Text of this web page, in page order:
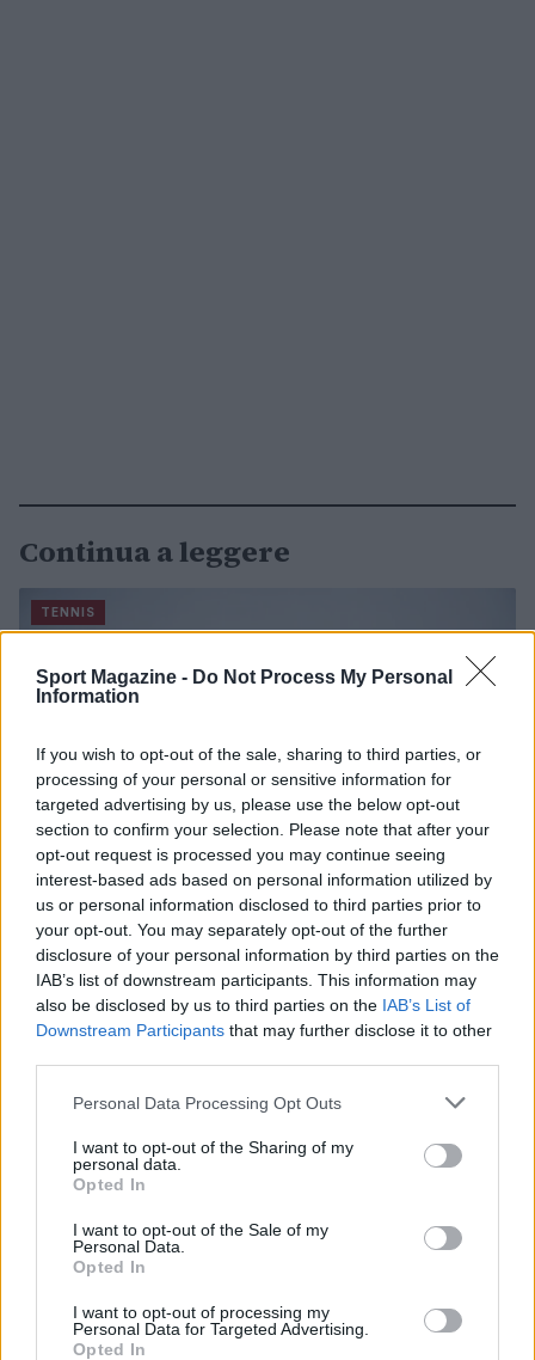
Sport Magazine - Do Not Process My Personal
Information
If you wish to opt-out of the sale, sharing to third parties, or
processing of your personal or sensitive information for
targeted advertising by us, please use the below opt-out
section to confirm your selection. Please note that after your
opt-out request is processed you may continue seeing
interest-based ads based on personal information utilized by
us or personal information disclosed to third parties prior to
your opt-out. You may separately opt-out of the further
disclosure of your personal information by third parties on the
IAB’s list of downstream participants. This information may
also be disclosed by us to third parties on the IAB’s List of
Downstream Participants that may further disclose it to other
Please note that this website/app uses one or more Google
not limited to your visit or usage behaviour. You may click to
grant or deny consent to Google and its third-party tags to
use your data for below specified purposes in below Google
consent section.
Personal Data Processing Opt Outs
I want to opt-out of the Sharing of my
personal data.
Opted In
I want to opt-out of the Sale of my
Personal Data.
Opted In
I want to opt-out of processing my
Personal Data for Targeted Advertising.
Opted In
Continua a leggere
TENNIS
Tennis: il dettagliato programma del 6 agosto per il
Canadian Open 2026
Francesca Lombardi · 6 Ago 2026